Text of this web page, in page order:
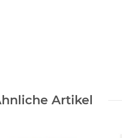
Artikel